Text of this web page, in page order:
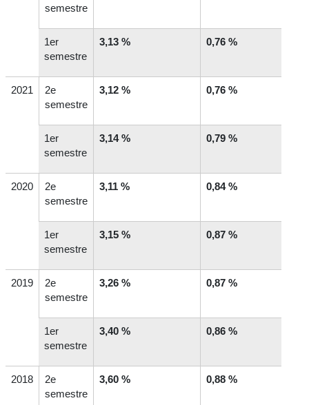
semestre
1er
semestre
3,13 % 0,76 %
2021 2e
semestre
3,12 % 0,76 %
1er
semestre
3,14 % 0,79 %
2020 2e
semestre
3,11 % 0,84 %
1er
semestre
3,15 % 0,87 %
2019 2e
semestre
3,26 % 0,87 %
1er
semestre
3,40 % 0,86 %
2018 2e
semestre
3,60 % 0,88 %